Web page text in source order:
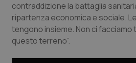
Oncologia & Nutrizione
Psoriasi & pelle
Quotidiano Cardiologia
contraddizione la battaglia
ripartenza economica e sociale.
tengono insieme. Non ci facciamo
questo terreno”.